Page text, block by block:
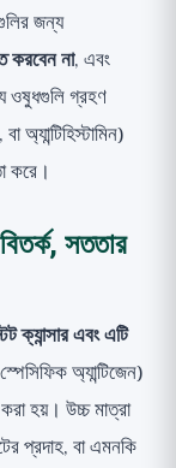
জন্য
করবেন না, এবং
ওষুধগুলি গ্রহণ
অ্যান্টিহিস্টামিন)
করে।
সততার
ক্যান্সার এবং এটি
অ্যান্টিজেন)
হয়। উচ্চ মাত্রা
প্রদাহ, বা এমনকি